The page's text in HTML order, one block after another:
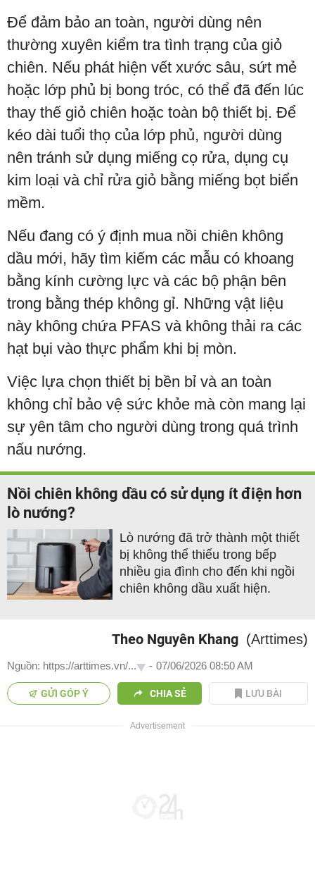
Để đảm bảo an toàn, người dùng nên
thường xuyên kiểm tra tình trạng của giỏ
chiên. Nếu phát hiện vết xước sâu, sứt mẻ
hoặc lớp phủ bị bong tróc, có thể đã đến lúc
thay thế giỏ chiên hoặc toàn bộ thiết bị. Để
kéo dài tuổi thọ của lớp phủ, người dùng
nên tránh sử dụng miếng cọ rửa, dụng cụ
kim loại và chỉ rửa giỏ bằng miếng bọt biển
mềm.
Nếu đang có ý định mua nồi chiên không
dầu mới, hãy tìm kiếm các mẫu có khoang
bằng kính cường lực và các bộ phận bên
trong bằng thép không gỉ. Những vật liệu
này không chứa PFAS và không thải ra các
hạt bụi vào thực phẩm khi bị mòn.
Việc lựa chọn thiết bị bền bỉ và an toàn
không chỉ bảo vệ sức khỏe mà còn mang lại
sự yên tâm cho người dùng trong quá trình
nấu nướng.
Nồi chiên không dầu có sử dụng ít điện hơn
lò nướng?
Lò nướng đã trở thành một thiết
bị không thể thiếu trong bếp
nhiều gia đình cho đến khi ngồi
chiên không dầu xuất hiện.
Theo Nguyên Khang (Arttimes)
Nguồn: https://arttimes.vn/... - 07/06/2026 08:50 AM
GỬI GÓP Ý CHIA SẺ LƯU BÀI